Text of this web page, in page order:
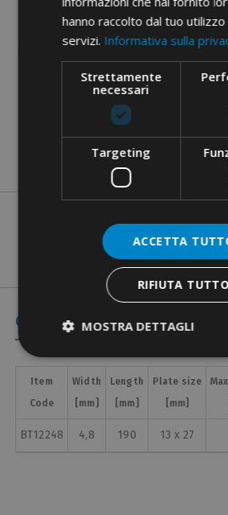
PDF documents
Coded Items
Item
Code
Width
[mm]
Length
[mm]
Plate size
[mm]
BT12248 4,8 190 13 x 27
hanno raccolto dal tuo
servizi. Informativa sulla
Strettamente
necessari
Targeting
ACCETTA
RIFIUTA TUTTO
MOSTRA DETTAGLI